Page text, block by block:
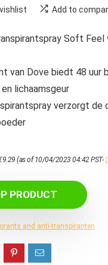
Add to
Soft Feel
van Dove biedt 48 uur
lichaamsgeur
verzorgt de
9.29 (as of 10/04/2023 04:42 PST-
PRODUCT
and anti-transpiranten